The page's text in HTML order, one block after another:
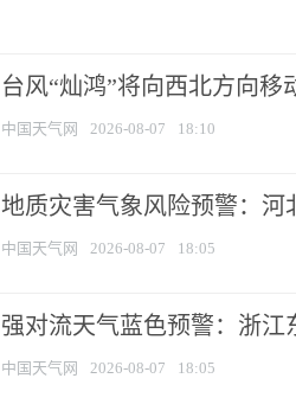
台风“灿鸿”将向西北方向移
中国天气网 2026-08-07 18:10
地质灾害气象风险预警：河
中国天气网 2026-08-07 18:05
强对流天气蓝色预警：浙江
中国天气网 2026-08-07 18:05